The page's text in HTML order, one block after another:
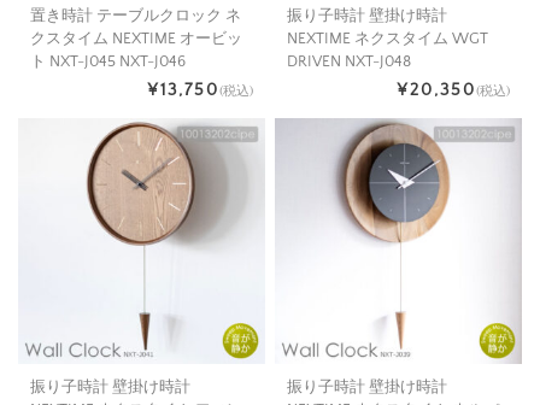
置き時計 テーブルクロック ネ
クスタイム NEXTIME オービッ
ト NXT-J045 NXT-J046
¥13,750(税込)
振り子時計 壁掛け時計
NEXTIME ネクスタイム WGT
DRIVEN NXT-J048
¥20,350(税込)
振り子時計 壁掛け時計
振り子時計 壁掛け時計